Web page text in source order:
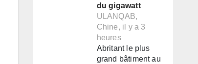
du gigawatt
ULANQAB,
Chine, il y a 3
heures
Abritant le plus
grand bâtiment au